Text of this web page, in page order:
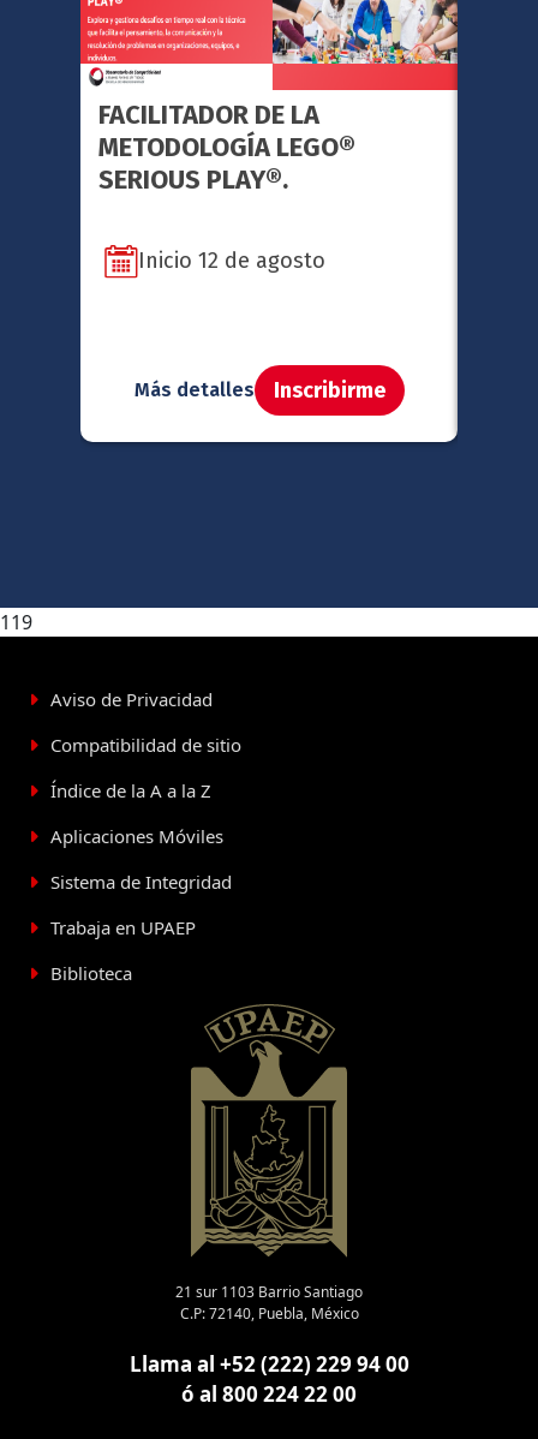
FACILITADOR DE LA
METODOLOGÍA LEGO®
SERIOUS PLAY®.
Inicio 12 de agosto
Más detalles Inscribirme
119
Aviso de Privacidad
Compatibilidad de sitio
Índice de la A a la Z
Aplicaciones Móviles
Sistema de Integridad
Trabaja en UPAEP
Biblioteca
21 sur 1103 Barrio Santiago
C.P: 72140, Puebla, México
Llama al +52 (222) 229 94 00
ó al 800 224 22 00